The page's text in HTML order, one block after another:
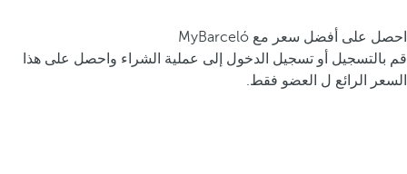
احصل على أفضل سعر مع MyBarceló
قم بالتسجيل أو تسجيل الدخول إلى عملية الشراء واحصل على هذا
السعر الرائع ل العضو فقط.